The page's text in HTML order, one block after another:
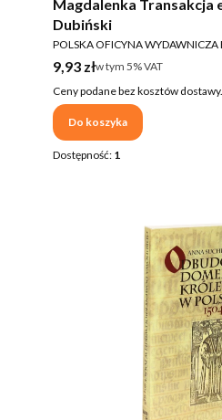
Magdalenka Transakcja
Dubiński
PRODUCENT
POLSKA OFICYNA WYDAWNICZA
Cena brutto
9,93 złw tym %s VAT
w tym 5%VAT
Ceny podane bez kosztów dostawy.
Do koszyka
Dostępność: 1